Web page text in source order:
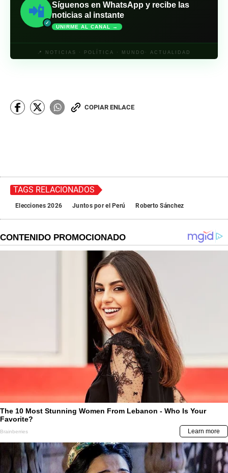
📲
✓
Síguenos en WhatsApp y recibe las
noticias al instante
UNIRME AL CANAL →
📍 NOTICIAS · POLÍTICA · MUNDO· ACTUALIDAD
COPIAR ENLACE
TAGS RELACIONADOS
Elecciones 2026 Juntos por el Perú Roberto Sánchez